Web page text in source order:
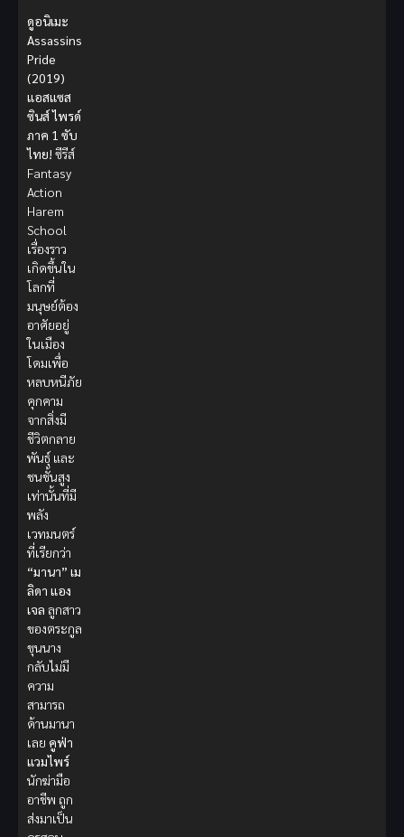
ดูอนิเมะ
Assassins
Pride
(2019)
แอสแซส
ซินส์ ไพรด์
ภาค 1 ซับ
ไทย! ซีรีส์
Fantasy
Action
Harem
School
เรื่องราว
เกิดขึ้นใน
โลกที่
มนุษย์ต้อง
อาศัยอยู่
ในเมือง
โดมเพื่อ
หลบหนีภัย
คุกคาม
จากสิ่งมี
ชีวิตกลาย
พันธุ์ และ
ชนชั้นสูง
เท่านั้นที่มี
พลัง
เวทมนตร์
ที่เรียกว่า
“มานา” เม
ลิดา แอง
เจล ลูกสาว
ของตระกูล
ขุนนาง
กลับไม่มี
ความ
สามารถ
ด้านมานา
เลย คูฟ่า
แวมไพร์
นักฆ่ามือ
อาชีพ ถูก
ส่งมาเป็น